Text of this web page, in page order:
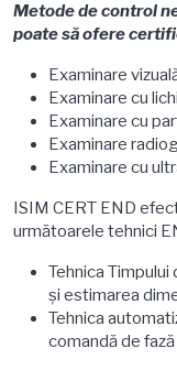
Metode de control
poate să ofere
Examinare
Examinare cu
Examinare cu
Examinare
Examinare cu
ISIM CERT END
următoarele tehnici
Tehnica
şi estimarea
Tehnica
comandă de fază